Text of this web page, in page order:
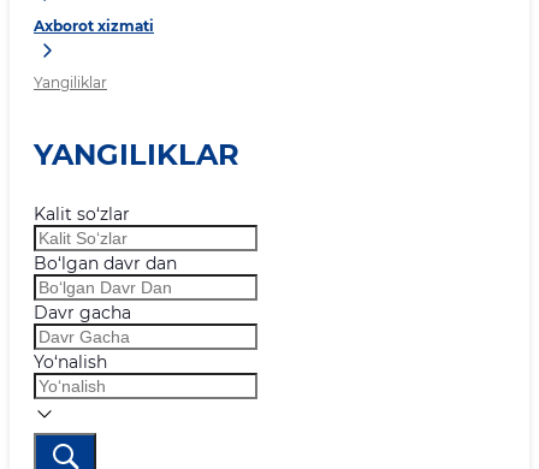
Axborot xizmati
Yangiliklar
YANGILIKLAR
Kalit so‘zlar
Bo‘lgan davr dan
Davr gacha
Yo‘nalish